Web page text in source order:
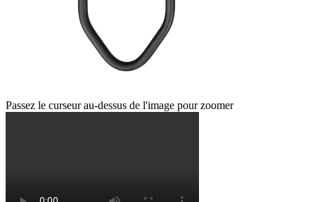
Passez le curseur au-dessus de l'image pour zoomer